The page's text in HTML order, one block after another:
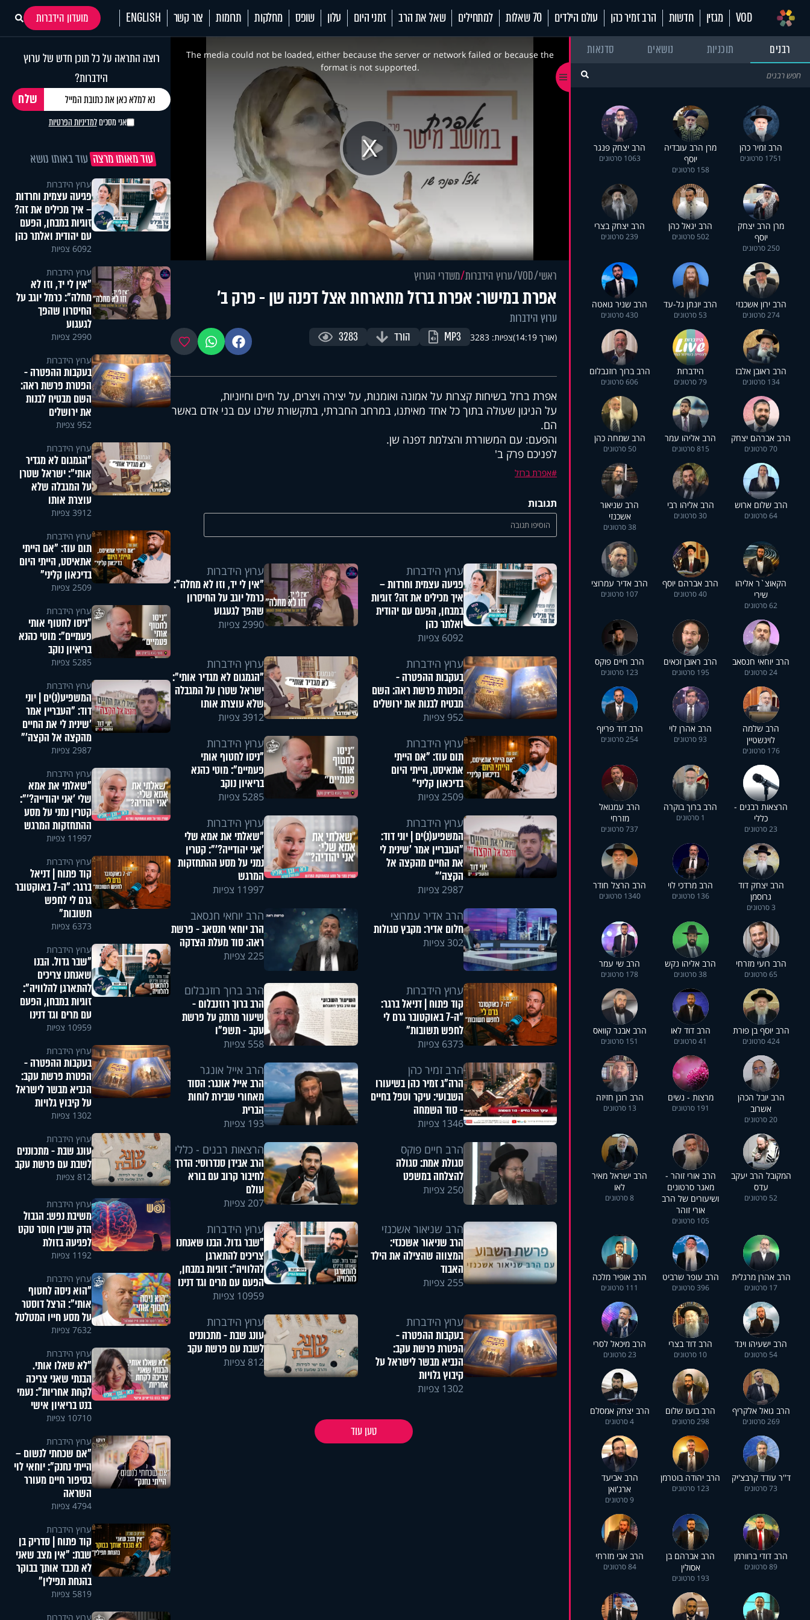
VOD מגזין חדשות הרב זמיר כהן עולם הילדים 70 שאלות למתחילים שאל את הרב זמני היום עלון שופס מחלקות תרומות צור קשר ENGLISH
מועדון הידברות
רבנים
תוכניות נושאים סדנאות
הרב זמיר כהן
1751 סרטונים
מרן הרב עובדיה
יוסף
158 סרטונים
הרב יצחק פנגר
1063 סרטונים
מרן הרב יצחק
יוסף
250 סרטונים
הרב יגאל כהן
502 סרטונים
הרב יצחק בצרי
239 סרטונים
הרב ירון אשכנזי
274 סרטונים
הרב יונתן גל-עד
53 סרטונים
הרב שניר גואטה
430 סרטונים
הרב ראובן אלבז
134 סרטונים
הידברות
79 סרטונים
הרב ברוך רוזנבלום
606 סרטונים
הרב אברהם יצחק
70 סרטונים
הרב אליהו עמר
815 סרטונים
הרב שמחה כהן
50 סרטונים
הרב שלום ארוש
64 סרטונים
הרב אליהו רבי
30 סרטונים
הרב שניאור
אשכנזי
38 סרטונים
הקאוצ`ר אליהו
שירי
62 סרטונים
הרב אברהם יוסף
40 סרטונים
הרב אדיר עמרוצי
107 סרטונים
הרב יוחאי חנסאב
24 סרטונים
הרב ראובן זכאים
195 סרטונים
הרב חיים פוקס
123 סרטונים
הרב שלמה
לוינשטיין
176 סרטונים
הרב אהרן לוי
93 סרטונים
הרב דוד פריוף
254 סרטונים
הרצאות רבנים -
כללי
23 סרטונים
הרב ברוך בוקרה
1 סרטונים
הרב עמנואל
מזרחי
737 סרטונים
הרב יצחק דוד
גרוסמן
3 סרטונים
הרב מרדכי לוי
136 סרטונים
הרב הרצל חודר
1340 סרטונים
הרב רועי מזרחי
65 סרטונים
הרב אליהו נקש
38 סרטונים
הרב שי עמר
178 סרטונים
הרב יוסף בן פורת
424 סרטונים
הרב דוד לאו
41 סרטונים
הרב אבנר קוואס
151 סרטונים
הרב יובל הכהן
אשרוב
20 סרטונים
מרצות - נשים
191 סרטונים
הרב רונן חזיזה
13 סרטונים
המקובל הרב יעקב
עדס
52 סרטונים
הרב אורי זוהר -
מאגר סרטונים
ושיעורים של הרב
אורי זוהר
105 סרטונים
הרב ישראל מאיר
לאו
8 סרטונים
הרב אהרן מרגלית
17 סרטונים
הרב עופר שרביט
396 סרטונים
הרב אופיר מלכה
111 סרטונים
הרב ישעיהו וינד
54 סרטונים
הרב דוד בצרי
10 סרטונים
הרב מיכאל לסרי
23 סרטונים
הרב גואל אלקריף
269 סרטונים
הרב בועז שלום
298 סרטונים
הרב יצחק אמסלם
4 סרטונים
ד''ר עודד קרבצ'יק
73 סרטונים
הרב יהודה בוטרמן
123 סרטונים
הרב אביעד
ארג'ואן
9 סרטונים
הרב דודי ברוורמן
89 סרטונים
הרב אברהם בן
אסולין
193 סרטונים
הרב אבי מזרחי
84 סרטונים
Play
Video
This
modalThe media could not be loaded, either because the server or network failed or because the
format is not supported.
ראשי VOD ערוץ הידברות משדרי הערוץ
אפרת במישר: אפרת ברזל מתארחת אצל דפנה שן - פרק ב'
ערוץ הידברות
(אורך 14:19) צפיות: 3283 MP3 הורד 3283 פייסבוקווטסאפ מועדפים
אפרת ברזל בשיחות קצרות על אמונה ואומנות, על יצירה ויצרים, על חיים וחיוניות,
על הניגון שעולה בתוך כל אחד מאיתנו, במרחב החברתי, בתקשורת שלנו עם בני אדם באשר
הם.
והפעם: עם המשוררת והצלמת דפנה שן.
לפניכם פרק ב'
אפרת ברזל
תגובות
הוסיפו תגובה
ערוץ הידברות
פגיעה עצמית וחרדות –
איך מכילים את זה? זוגיות
במבחן, הפעם עם יהודית
ואלתר כהן
6092 צפיות
ערוץ הידברות
"אין לי יד, וזו לא מחלה":
כרמל יוגב על החיסרון
שהפך לגעגוע
2990 צפיות
ערוץ הידברות
בעקבות ההפטרה -
הפטרת פרשת ראה: השם
מבטיח לבנות את ירושלים
952 צפיות
ערוץ הידברות
"הגמגום לא מגדיר אותי":
ישראל שטרן על המגבלה
שלא עוצרת אותו
3912 צפיות
ערוץ הידברות
תום עוז: "אם הייתי
אתאיסט, הייתי היום
בדיכאון קליני"
2509 צפיות
ערוץ הידברות
"ניסו לחטוף אותי
פעמיים": מוטי כהנא
בריאיון נוקב
5285 צפיות
ערוץ הידברות
המשפיע(נ)ים | יוני דוד:
"העבריין אמר 'שינית לי
את החיים מהקצה אל
הקצה'"
2987 צפיות
ערוץ הידברות
"שאלתי את אמא שלי
'אני יהודייה?'": קטרין
נמני על מסע ההתחזקות
המרגש
11997 צפיות
הרב אדיר עמרוצי
חלום אדיר: מקבץ סגולות
302 צפיות
הרב יוחאי חנסאב
הרב יוחאי חנסאב - פרשת
ראה: סוד מעלת הצדקה
225 צפיות
ערוץ הידברות
קוד פתוח | דניאל ברגר:
"ה-7 באוקטובר גרם לי
לחפש תשובות"
6373 צפיות
הרב ברוך רוזנבלום
הרב ברוך רוזנבלום -
שיעור מרתק על פרשת
עקב - תשפ"ו
558 צפיות
הרב זמיר כהן
הרה"ג זמיר כהן בשיעורו
השבועי: עיקר וטפל בחיים
- סוד השמחה
1346 צפיות
הרב אייל אונגר
הרב אייל אונגר: הסוד
מאחורי שבירת לוחות
הברית
193 צפיות
הרב חיים פוקס
סגולת אמת: סגולה
להצלחה במשפט
250 צפיות
הרצאות רבנים - כללי
הרב אבידן סנדרוסי: הדרך
לחיבור קרוב עם בורא
עולם
207 צפיות
הרב שניאור אשכנזי
הרב שניאור אשכנזי:
המצווה שהצילה את הילד
האבוד
255 צפיות
ערוץ הידברות
"שבר גדול. הבנו שאנחנו
צריכים להתארגן
להלוויה": זוגיות במבחן,
הפעם עם מרים וגד דנינו
10959 צפיות
ערוץ הידברות
בעקבות ההפטרה -
הפטרת פרשת עקב:
הנביא מבשר לישראל על
קיבוץ גלויות
1302 צפיות
ערוץ הידברות
עונג שבת - מתכוננים
לשבת עם פרשת עקב
812 צפיות
טען עוד
רוצה התראה על כל תוכן חדש של ערוץ
הידברות?
אני מסכיםלמדיניות הפרטיות
עוד מאותו מרצה עוד באותו נושא
ערוץ הידברות
פגיעה עצמית וחרדות
– איך מכילים את זה?
זוגיות במבחן, הפעם
עם יהודית ואלתר כהן
6092 צפיות
ערוץ הידברות
"אין לי יד, וזו לא
מחלה": כרמל יוגב על
החיסרון שהפך
לגעגוע
2990 צפיות
ערוץ הידברות
בעקבות ההפטרה -
הפטרת פרשת ראה:
השם מבטיח לבנות
את ירושלים
952 צפיות
ערוץ הידברות
"הגמגום לא מגדיר
אותי": ישראל שטרן
על המגבלה שלא
עוצרת אותו
3912 צפיות
ערוץ הידברות
תום עוז: "אם הייתי
אתאיסט, הייתי היום
בדיכאון קליני"
2509 צפיות
ערוץ הידברות
"ניסו לחטוף אותי
פעמיים": מוטי כהנא
בריאיון נוקב
5285 צפיות
ערוץ הידברות
המשפיע(נ)ים | יוני
דוד: "העבריין אמר
'שינית לי את החיים
מהקצה אל הקצה'"
2987 צפיות
ערוץ הידברות
"שאלתי את אמא
שלי 'אני יהודייה?'":
קטרין נמני על מסע
ההתחזקות המרגש
11997 צפיות
ערוץ הידברות
קוד פתוח | דניאל
ברגר: "ה-7 באוקטובר
גרם לי לחפש
תשובות"
6373 צפיות
ערוץ הידברות
"שבר גדול. הבנו
שאנחנו צריכים
להתארגן להלוויה":
זוגיות במבחן, הפעם
עם מרים וגד דנינו
10959 צפיות
ערוץ הידברות
בעקבות ההפטרה -
הפטרת פרשת עקב:
הנביא מבשר לישראל
על קיבוץ גלויות
1302 צפיות
ערוץ הידברות
עונג שבת - מתכוננים
לשבת עם פרשת עקב
812 צפיות
ערוץ הידברות
משיבת נפש: הגבול
הדק שבין חוסר טקט
לפגיעה בזולת
1192 צפיות
ערוץ הידברות
"הוא ניסה לחטוף
אותי": הרצל דוסטר
על מסע חייו המטלטל
7632 צפיות
ערוץ הידברות
"לא שאלו אותי.
הבנתי שאני צריכה
לקחת אחריות": נעמי
בנט בריאיון אישי
10710 צפיות
ערוץ הידברות
"אם שכחתי לנשום –
הייתי נחנק": יוחאי לוי
בסיפור חיים מעורר
השראה
4794 צפיות
ערוץ הידברות
קוד פתוח | סדריק בן
שבת: "אין מצב שאני
לא מכבד אותך בבוקר
בהנחת תפילין"
5819 צפיות
ערוץ הידברות